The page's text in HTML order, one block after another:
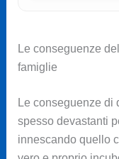
Le conseguenze
famiglie
Le conseguenze di
spesso devastanti
innescando quello